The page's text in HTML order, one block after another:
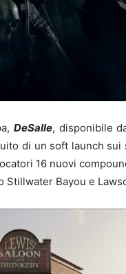
DeSalle, disponibile
di un soft launch
16 nuovi
Stillwater Bayou e